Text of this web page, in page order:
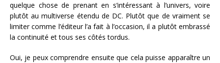
quelque chose de prenant en s’intéressant à l’univers, voire
plutôt au multiverse étendu de DC. Plutôt que de vraiment se
limiter comme l’éditeur l’a fait à l’occasion, il a plutôt embrassé
la continuité et tous ses côtés tordus.
Oui, je peux comprendre ensuite que cela puisse apparaître un